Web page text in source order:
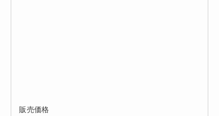
販売価格